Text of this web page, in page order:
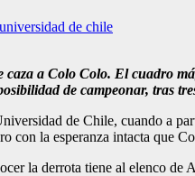
de chile
a Colo Colo. El cuadro
de campeonar, tras
de Chile, cuando a
la esperanza intacta que
la derrota tiene al elenco